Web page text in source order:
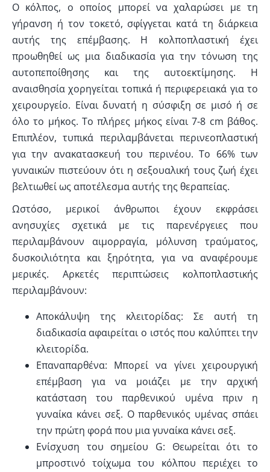
Ο κόλπος, ο οποίος μπορεί να χαλαρώσει με τη
γήρανση ή τον τοκετό, σφίγγεται κατά τη διάρκεια
αυτής της επέμβασης. Η κολποπλαστική έχει
προωθηθεί ως μια διαδικασία για την τόνωση της
αυτοπεποίθησης και της αυτοεκτίμησης. Η
αναισθησία χορηγείται τοπικά ή περιφερειακά για το
χειρουργείο. Είναι δυνατή η σύσφιξη σε μισό ή σε
όλο το μήκος. Το πλήρες μήκος είναι 7-8 cm βάθος.
Επιπλέον, τυπικά περιλαμβάνεται περινεοπλαστική
για την ανακατασκευή του περινέου. Το 66% των
γυναικών πιστεύουν ότι η σεξουαλική τους ζωή έχει
βελτιωθεί ως αποτέλεσμα αυτής της θεραπείας.
Ωστόσο, μερικοί άνθρωποι έχουν εκφράσει
ανησυχίες σχετικά με τις παρενέργειες που
περιλαμβάνουν αιμορραγία, μόλυνση τραύματος,
δυσκοιλιότητα και ξηρότητα, για να αναφέρουμε
μερικές. Αρκετές περιπτώσεις κολποπλαστικής
περιλαμβάνουν:
Αποκάλυψη της κλειτορίδας: Σε αυτή τη
διαδικασία αφαιρείται ο ιστός που καλύπτει την
κλειτορίδα.
Επαναπαρθένα: Μπορεί να γίνει χειρουργική
επέμβαση για να μοιάζει με την αρχική
κατάσταση του παρθενικού υμένα πριν η
γυναίκα κάνει σεξ. Ο παρθενικός υμένας σπάει
την πρώτη φορά που μια γυναίκα κάνει σεξ.
Ενίσχυση του σημείου G: Θεωρείται ότι το
μπροστινό τοίχωμα του κόλπου περιέχει το